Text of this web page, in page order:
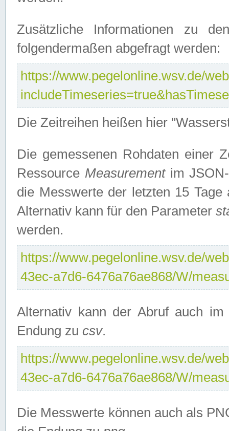
Zusätzliche Informationen zu
folgendermaßen abgefragt werden:
https://www.pegelonline.wsv.de/
Die Zeitreihen heißen hier
Die gemessenen Rohdaten einer
Ressource Measurementim JSON-
die Messwerte der letzten 15
Alternativ kann für den Parameter
werden.
https://www.pegelonline.wsv.de/
43ec-a7d6-6476a76ae868/W/
Alternativ kann der Abruf auch
Endung zu csv.
https://www.pegelonline.wsv.de/
43ec-a7d6-6476a76ae868/W/
Die Messwerte können auch als